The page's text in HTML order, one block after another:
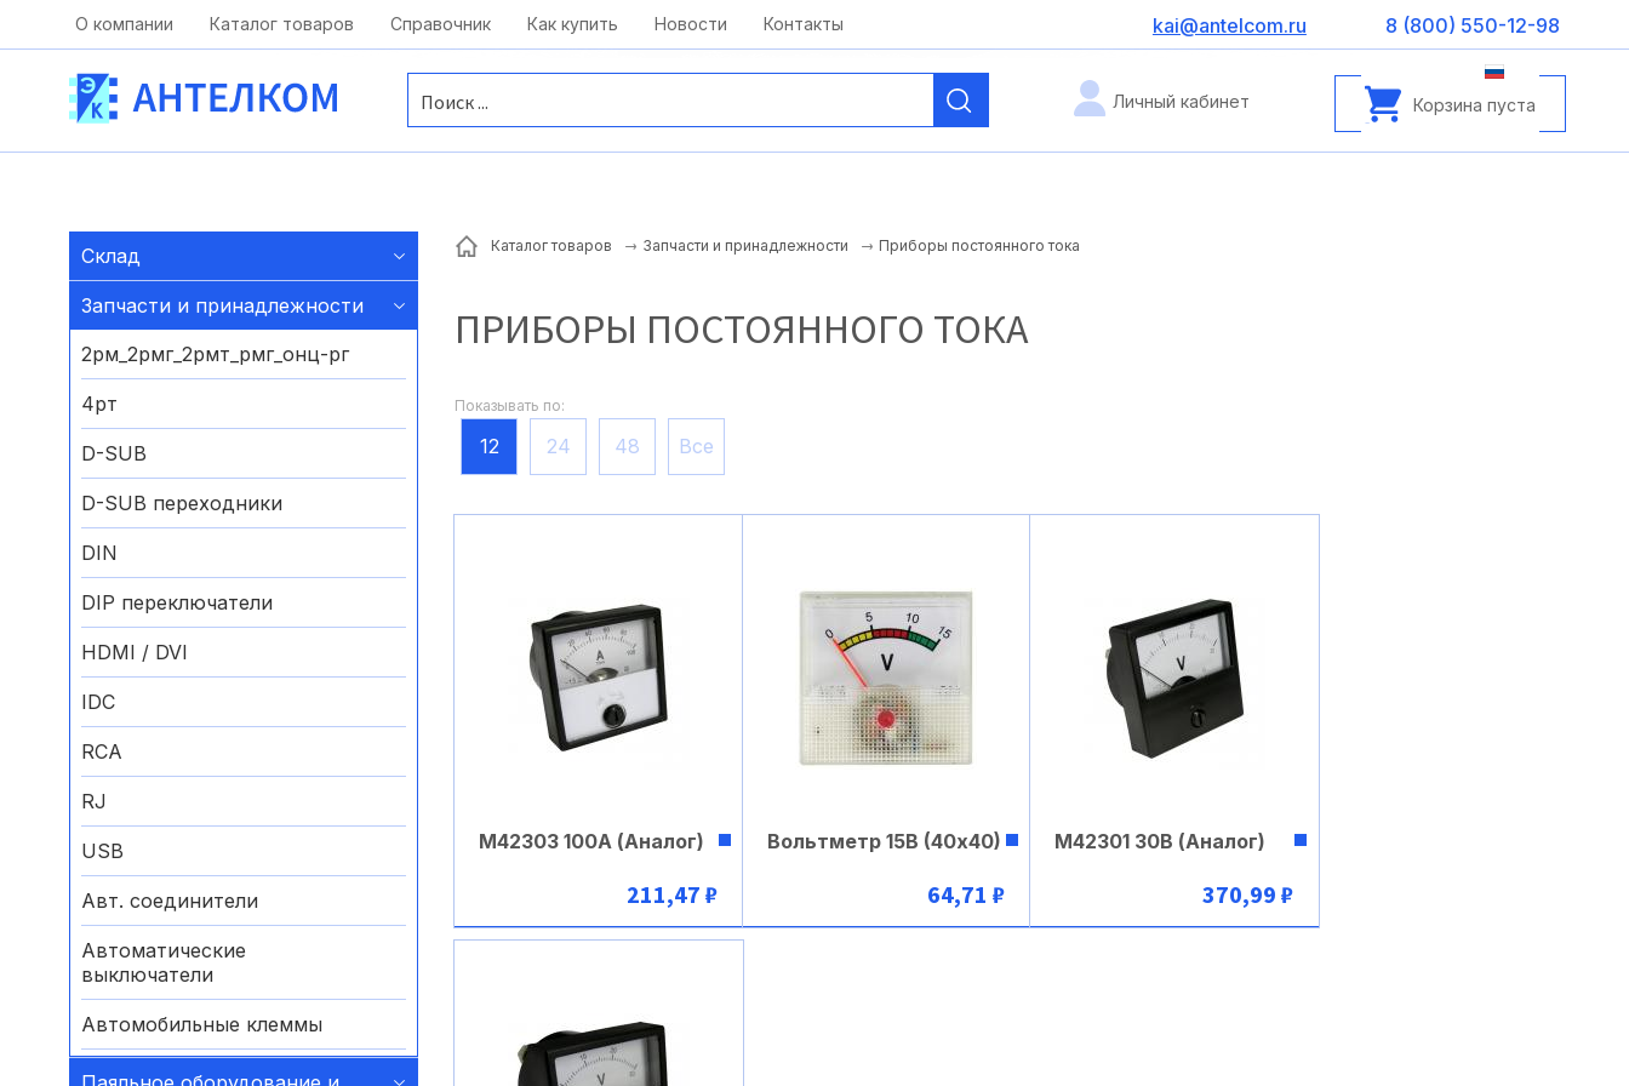
kai@antelcom.ru
Москва, ул. Московская, д.1 офис 1 c 08:00 до 20:00
О компании Каталог товаров Справочник Как купить Новости Контакты 8 (800) 550-12-98
kai@antelcom.ru
Корзина пуста
Личный кабинет
Склад
Запчасти и принадлежности
2рм_2рмг_2рмт_рмг_онц-рг
4рт
D-SUB
D-SUB переходники
DIN
DIP переключатели
HDMI / DVI
IDC
RCA
RJ
USB
Авт. соединители
Автоматические
выключатели
Автомобильные клеммы
Аккумуляторные батареи
Каталог товаров Запчасти и принадлежности Приборы постоянного тока
ПРИБОРЫ ПОСТОЯННОГО ТОКА
Показывать по:
12 24 48 Все
В корзину
М42303 100А (Аналог)
211,47 ₽
Вольтметр 15В (40х40)
64,71 ₽
М42301 30В (Аналог)
370,99 ₽